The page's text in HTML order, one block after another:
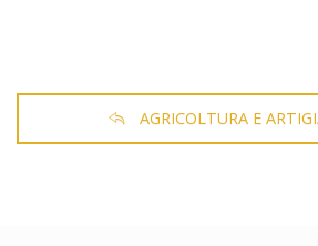
AGRICOLTURA E